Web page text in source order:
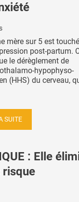
mère sur 5 est
post-partum.
le dérèglement de
hypophyso-
(HHS) du cerveau,
SUITE
: Elle
risque